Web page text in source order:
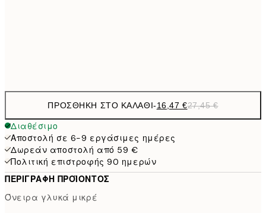
ΠΡΟΣΘΉΚΗ ΣΤΟ ΚΑΛΆΘΙ-16,47 €27,45 €
Διαθέσιμο
Αποστολή σε 6-9 εργάσιμες ημέρες
Δωρεάν αποστολή από 59 €
Πολιτική επιστροφής 90 ημερών
ΠΕΡΙΓΡΑΦΉ ΠΡΟΪΌΝΤΟΣ
Όνειρα γλυκά μικρέ